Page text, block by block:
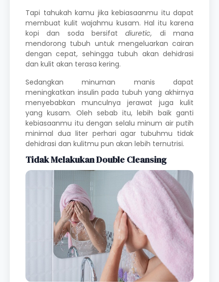
Tapi tahukah kamu jika kebiasaanmu itu dapat
membuat kulit wajahmu kusam. Hal itu karena
kopi dan soda bersifatdiuretic, di mana
mendorong tubuh untuk mengeluarkan cairan
dengan cepat, sehingga tubuh akan dehidrasi
dan kulit akan terasa kering.
Sedangkan minuman manis dapat
meningkatkan insulin pada tubuh yang akhirnya
menyebabkan munculnya jerawat juga kulit
yang kusam. Oleh sebab itu, lebih baik ganti
kebiasaanmu itu dengan selalu minum air putih
minimal dua liter perhari agar tubuhmu tidak
dehidrasi dan kulitmu pun akan lebih ternutrisi.
Tidak Melakukan Double Cleansing